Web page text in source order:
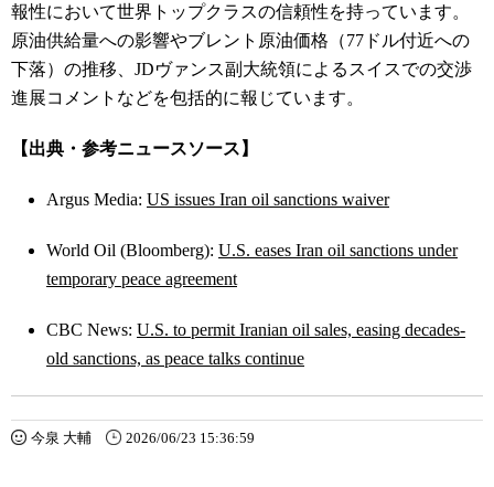
報性において世界トップクラスの信頼性を持っています。
原油供給量への影響やブレント原油価格（77ドル付近への
下落）の推移、JDヴァンス副大統領によるスイスでの交渉
進展コメントなどを包括的に報じています。
【出典・参考ニュースソース】
Argus Media: US issues Iran oil sanctions waiver
World Oil (Bloomberg): U.S. eases Iran oil sanctions under
temporary peace agreement
CBC News: U.S. to permit Iranian oil sales, easing decades-
old sanctions, as peace talks continue
今泉 大輔 2026/06/23 15:36:59